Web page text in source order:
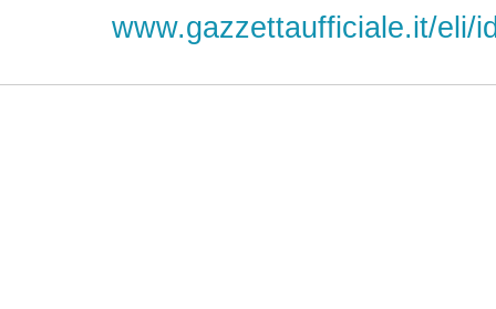
www.gazzettaufficiale.it/eli/